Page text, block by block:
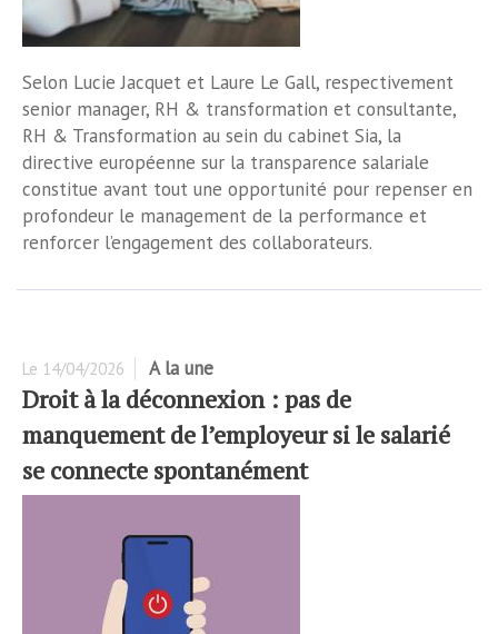
Selon Lucie Jacquet et Laure Le Gall, respectivement
senior manager, RH & transformation et consultante,
RH & Transformation au sein du cabinet Sia, la
directive européenne sur la transparence salariale
constitue avant tout une opportunité pour repenser en
profondeur le management de la performance et
renforcer l’engagement des collaborateurs.
Le 14/04/2026 A la une
Droit à la déconnexion : pas de
manquement de l’employeur si le salarié
se connecte spontanément